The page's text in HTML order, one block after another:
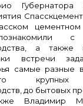
234 50 50
Губернатора
с
а также
встречи
самые разные
крупных
до бытовых
Владимир